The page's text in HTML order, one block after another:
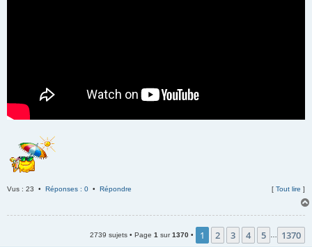
Vus : 23 • Réponses : 0 • Répondre [ Tout lire ]
2739 sujets • Page 1 sur1370 • 1 2 3 4 5 1370